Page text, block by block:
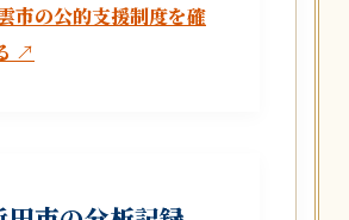
市の公的支援制度を確
↗